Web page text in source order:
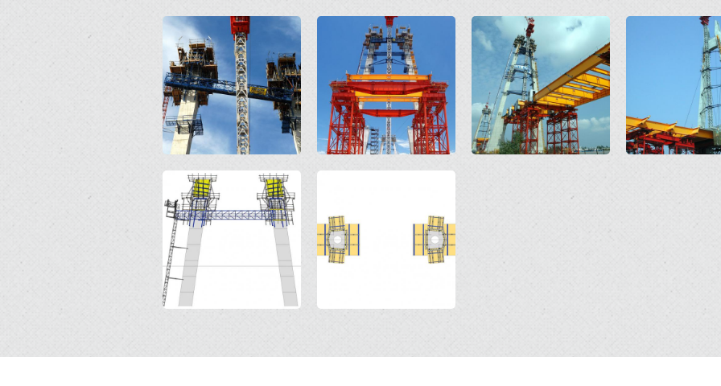
Open Open Open Open
Open